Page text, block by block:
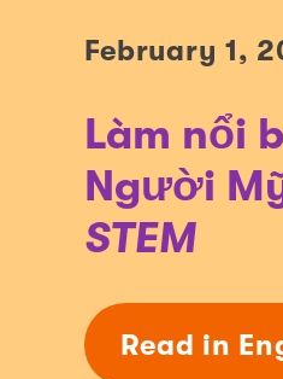
February 1,
Làm nổi
Người
STEM
Read in